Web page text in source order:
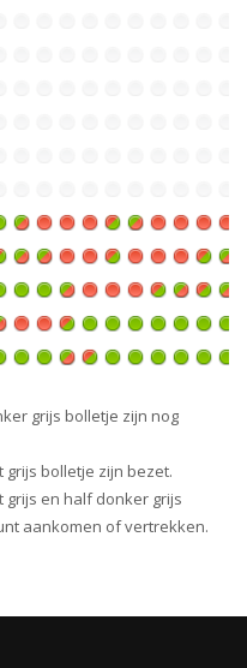
grijs bolletje zijn nog
grijs bolletje zijn bezet.
grijs en half donker grijs
aankomen of vertrekken.